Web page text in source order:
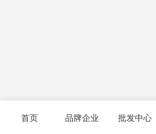
首页 品牌企业 批发中心